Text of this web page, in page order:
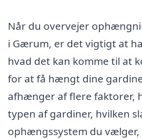
Når du overvejer
i Gærum, er det vigtigt at
hvad det kan komme til at
for at få hængt dine
afhænger af flere faktorer,
typen af gardiner, hvilken
ophængssystem du